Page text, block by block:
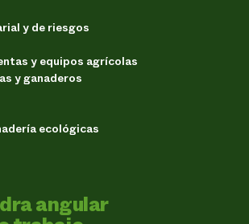
y de riesgos
y equipos agrícolas
y ganaderos
ecológicas
angular